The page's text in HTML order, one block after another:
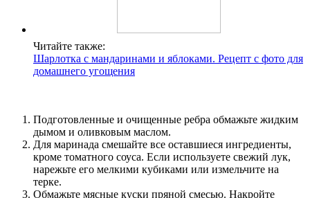
Читайте также:
Шарлотка с мандаринами и яблоками. Рецепт с фото для
домашнего угощения
Подготовленные и очищенные ребра обмажьте жидким
дымом и оливковым маслом.
Для маринада смешайте все оставшиеся ингредиенты,
кроме томатного соуса. Если используете свежий лук,
нарежьте его мелкими кубиками или измельчите на
терке.
Обмажьте мясные куски пряной смесью. Накройте